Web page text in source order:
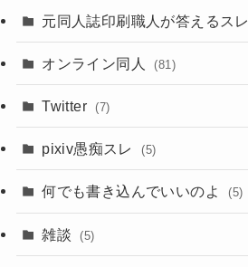
元同人誌印刷職人が答えるスレ
オンライン同人 (81)
Twitter (7)
pixiv愚痴スレ (5)
何でも書き込んでいいのよ (5)
雑談 (5)